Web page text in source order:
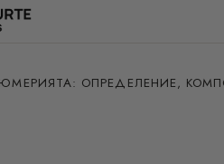
ОПРЕДЕЛЕНИЕ,